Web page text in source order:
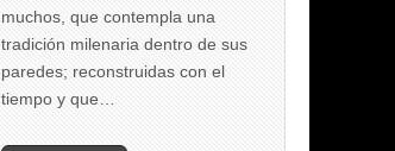
muchos, que contempla una
tradición milenaria dentro de sus
paredes; reconstruidas con el
tiempo y que…